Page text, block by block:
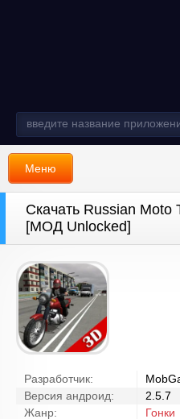
Меню
Скачать Russian Moto
[МОД Unlocked]
Разработчик:
Версия андроид:
2.5.7
Жанр:
Гонки